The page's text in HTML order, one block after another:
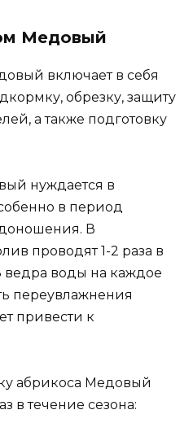
Медовый
включает в себя
обрезку, защиту
а также подготовку
нуждается в
в период
В
проводят 1-2 раза в
ведра воды на каждое
переувлажнения
привести к
абрикоса Медовый
в течение сезона: